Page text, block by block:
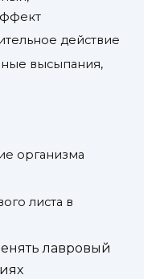
действие
высыпания,
организма
листа в
лавровый